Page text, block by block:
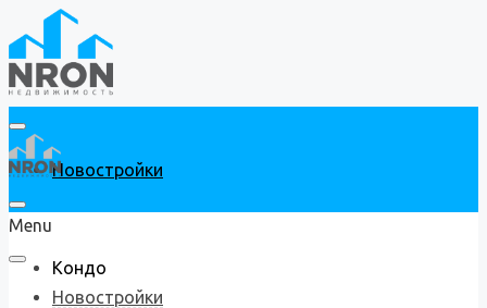
Новостройки
Кондо
Menu
Новостройки